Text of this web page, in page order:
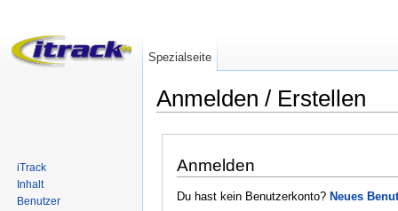
Anmelden / Erstellen
Anmelden
Du hast kein Benutzerkonto? Neues
Spezialseite
iTrack
Inhalt
Benutzer